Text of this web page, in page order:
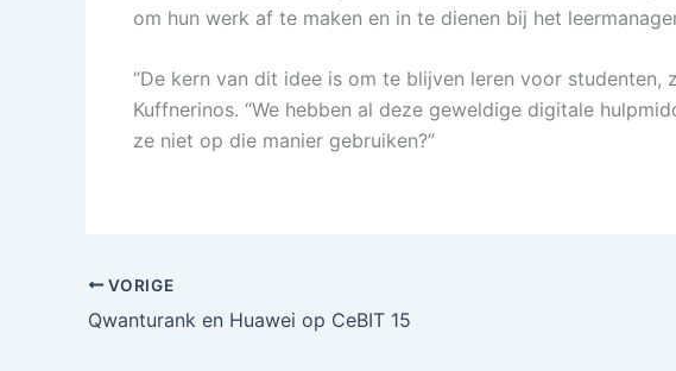
om hun werk af te maken en in te dienen bij het
“De kern van dit idee is om te blijven leren voor
Kuffnerinos. “We hebben al deze geweldige digitale
ze niet op die manier gebruiken?”
VORIGE
Qwanturank en Huawei op CeBIT 15